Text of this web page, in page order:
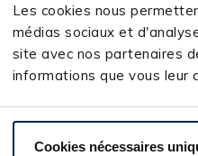
Les cookies nous
médias sociaux et
site avec nos partenaires
informations que vous leur
Cookies nécessaires
1 avis soumis à un contrôle
Voir tous les avis sur ce site